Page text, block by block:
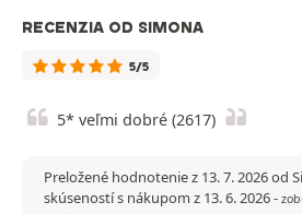
RECENZIA OD SIMONA
5/5
5* veľmi dobré (2617)
Preložené hodnotenie z 13. 7. 2026 od
skúseností s nákupom z 13. 6. 2026-